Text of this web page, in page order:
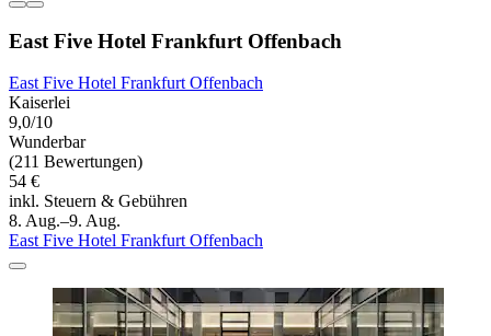
East Five Hotel Frankfurt Offenbach
East Five Hotel Frankfurt Offenbach
Kaiserlei
9,0/10
Wunderbar
(211 Bewertungen)
54 €
inkl. Steuern & Gebühren
8. Aug.–9. Aug.
East Five Hotel Frankfurt Offenbach